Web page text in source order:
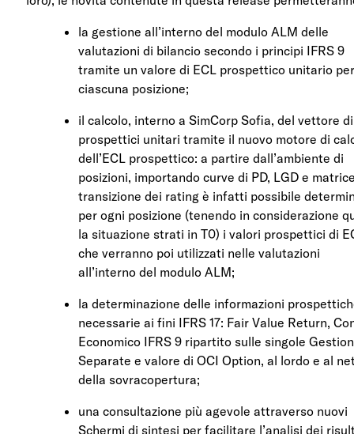
la gestione all’interno del modulo ALM delle
valutazioni di bilancio secondo i principi IFRS 9
tramite un valore di ECL prospettico unitario
ciascuna posizione;
il calcolo, interno a SimCorp Sofia, del vettore
prospettici unitari tramite il nuovo motore di
dell’ECL prospettico: a partire dall’ambiente di
posizioni, importando curve di PD, LGD e
transizione dei rating è infatti possibile
per ogni posizione (tenendo in considerazione
la situazione strati in T0) i valori prospettici di
che verranno poi utilizzati nelle valutazioni
all’interno del modulo ALM;
la determinazione delle informazioni
necessarie ai fini IFRS 17: Fair Value Return,
Economico IFRS 9 ripartito sulle singole
Separate e valore di OCI Option, al lordo e al
della sovracopertura;
una consultazione più agevole attraverso nuovi
Schermi di sintesi per facilitare l’analisi dei